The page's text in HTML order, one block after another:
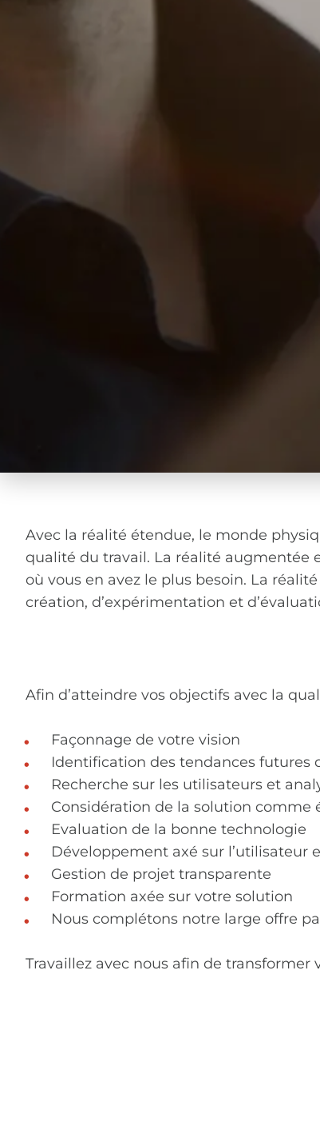
Avec la réalité étendue, le monde
qualité du travail. La réalité augmentée
où vous en avez le plus besoin. La
création, d’expérimentation et
Afin d’atteindre vos objectifs avec la
Façonnage de votre vision
Identification des tendances
Recherche sur les utilisateurs et
Considération de la solution comme
Evaluation de la bonne technologie
Développement axé sur l’utilisateur
Gestion de projet transparente
Formation axée sur votre solution
Nous complétons notre large offre
Travaillez avec nous afin de transformer